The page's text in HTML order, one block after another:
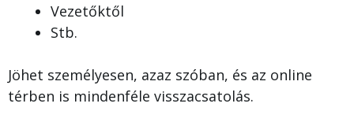
Vezetőktől
Stb.
Jöhet személyesen, azaz szóban, és az online
térben is mindenféle visszacsatolás.